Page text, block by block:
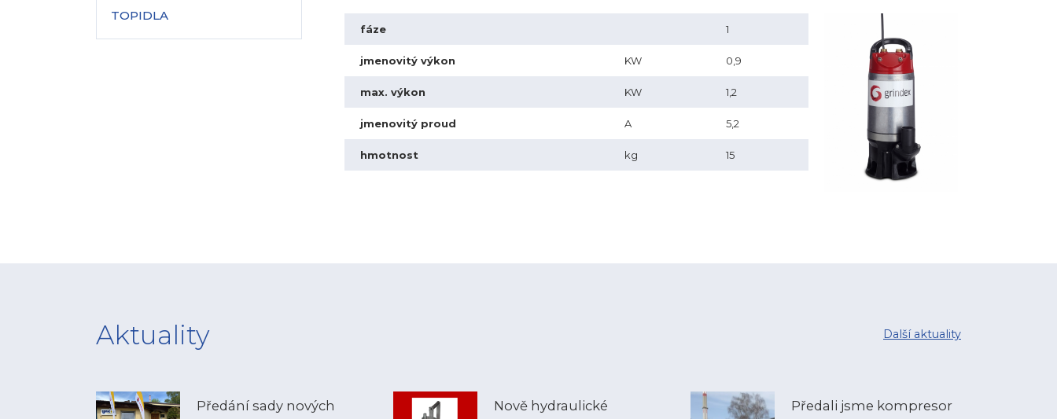
TOPIDLA
fáze 1
jmenovitý výkon KW 0,9
max. výkon KW 1,2
jmenovitý proud A 5,2
hmotnost kg 15
Další aktuality
Aktuality
Předání sady nových
Nově hydraulické
Předali jsme kompresor